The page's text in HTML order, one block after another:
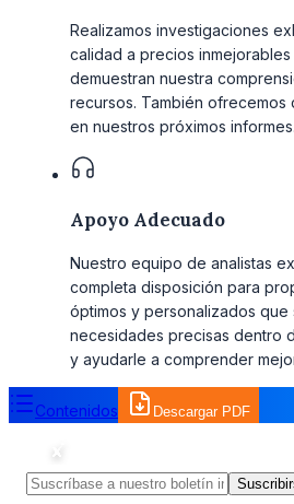
Realizamos investigaciones
calidad a precios
demuestran nuestra
recursos. También ofrecemos
en nuestros próximos informes.
Apoyo Adecuado
Nuestro equipo de analistas
completa disposición para
óptimos y personalizados que
necesidades precisas dentro
y ayudarle a comprender
Contenidos Descargar PDF